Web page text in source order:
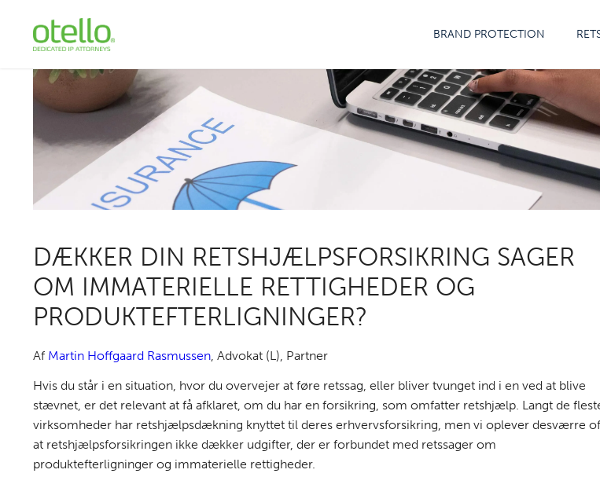
BRAND PROTECTION
DÆKKER DIN RETSHJÆLPSFORSIKRING SAGER
OM IMMATERIELLE RETTIGHEDER OG
PRODUKTEFTERLIGNINGER?
Af Martin Hoffgaard Rasmussen, Advokat (L), Partner
Hvis du står i en situation, hvor du overvejer at føre retssag, eller bliver tvunget ind i en ved at blive
stævnet, er det relevant at få afklaret, om du har en forsikring, som omfatter retshjælp. Langt de
virksomheder har retshjælpsdækning knyttet til deres erhvervsforsikring, men vi oplever desværre
at retshjælpsforsikringen ikke dækker udgifter, der er forbundet med retssager om
produktefterligninger og immaterielle rettigheder.